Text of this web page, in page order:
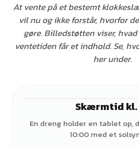
At vente på et bestemt
vil nu og ikke forstår, hvorfor
gøre. Billedstøtten viser,
ventetiden får et indhold. Se,
her under.
Skærmtid kl.
En dreng holder en tablet op,
10:00 med et